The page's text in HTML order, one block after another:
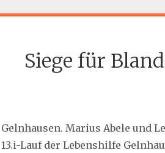
Siege für
Gelnhausen. Marius Abele und
13.i-Lauf der Lebenshilfe